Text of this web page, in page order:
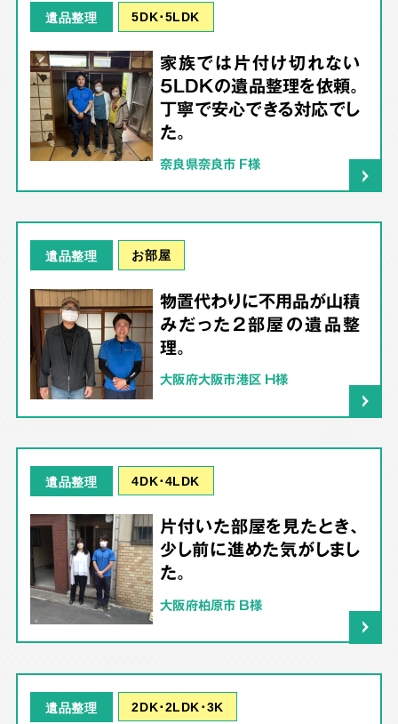
遺品整理 5DK･5LDK
家族では片付け切れない
5LDKの遺品整理を依頼。
丁寧で安心できる対応でし
た。
奈良県奈良市 F様
遺品整理 お部屋
物置代わりに不用品が山積
みだった2部屋の遺品整
理。
大阪府大阪市港区 H様
遺品整理 4DK･4LDK
片付いた部屋を見たとき、
少し前に進めた気がしまし
た。
大阪府柏原市 B様
遺品整理 2DK･2LDK･3K